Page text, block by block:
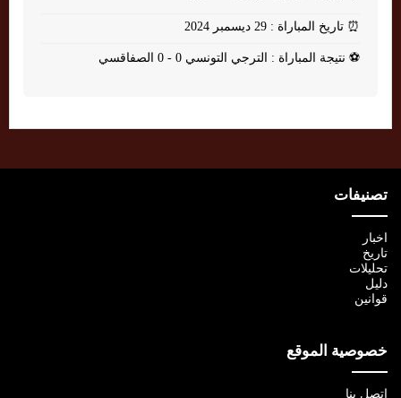
⏰ تاريخ المباراة : 29 ديسمبر 2024
⚽ نتيجة المباراة : الترجي التونسي 0 - 0 الصفاقسي
تصنيفات
اخبار
تاريخ
تحليلات
دليل
قوانين
خصوصية الموقع
اتصل بنا